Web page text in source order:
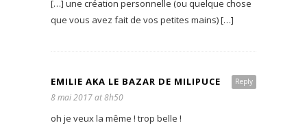
[…] une création personnelle (ou quelque chose
que vous avez fait de vos petites mains) […]
Reply
EMILIE AKA LE BAZAR DE MILIPUCE
8 mai 2017 at 8h50
oh je veux la même ! trop belle !